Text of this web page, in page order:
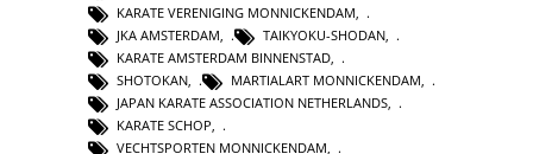
KARATE VERENIGING MONNICKENDAM
JKA AMSTERDAM
TAIKYOKU-SHODAN
KARATE AMSTERDAM BINNENSTAD
SHOTOKAN
MARTIALART MONNICKENDAM
JAPAN KARATE ASSOCIATION NETHERLANDS,
KARATE SCHOP,
VECHTSPORTEN MONNICKENDAM,